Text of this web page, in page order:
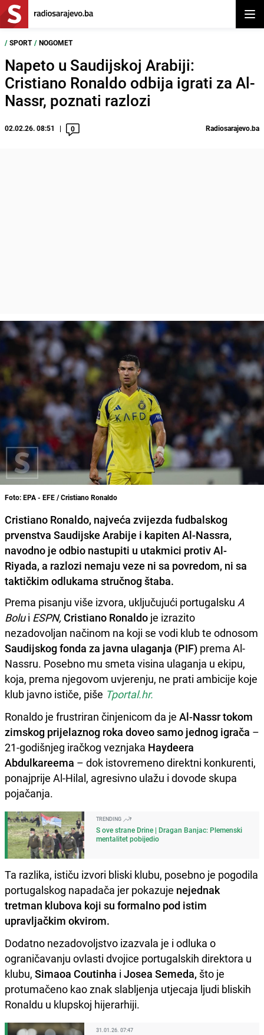
/ SPORT / NOGOMET
Napeto u Saudijskoj Arabiji:
Cristiano Ronaldo odbija igrati za Al-
Nassr, poznati razlozi
02.02.26. 08:51 0 Radiosarajevo.ba
Foto: EPA - EFE / Cristiano Ronaldo
Cristiano Ronaldo, najveća zvijezda fudbalskog
prvenstva Saudijske Arabije i kapiten Al-Nassra,
navodno je odbio nastupiti u utakmici protiv Al-
Riyada, a razlozi nemaju veze ni sa povredom, ni sa
taktičkim odlukama stručnog štaba.
Prema pisanju više izvora, uključujući portugalsku A
Bolui ESPN, Cristiano Ronaldo je izrazito
nezadovoljan načinom na koji se vodi klub te odnosom
Saudijskog fonda za javna ulaganja (PIF) prema Al-
Nassru. Posebno mu smeta visina ulaganja u ekipu,
koja, prema njegovom uvjerenju, ne prati ambicije koje
klub javno ističe, piše Tportal.hr.
Ronaldo je frustriran činjenicom da je Al-Nassr tokom
zimskog prijelaznog roka doveo samo jednog igrača –
21-godišnjeg iračkog veznjaka Haydeera
Abdulkareema – dok istovremeno direktni konkurenti,
ponajprije Al-Hilal, agresivno ulažu i dovode skupa
pojačanja.
TRENDING
S ove strane Drine | Dragan Banjac: Plemenski
mentalitet pobijedio
Ta razlika, ističu izvori bliski klubu, posebno je pogodila
portugalskog napadača jer pokazuje nejednak
tretman klubova koji su formalno pod istim
upravljačkim okvirom.
Dodatno nezadovoljstvo izazvala je i odluka o
ograničavanju ovlasti dvojice portugalskih direktora u
klubu, Simaoa Coutinha i Josea Semeda, što je
protumačeno kao znak slabljenja utjecaja ljudi bliskih
Ronaldu u klupskoj hijerarhiji.
31.01.26. 07:47